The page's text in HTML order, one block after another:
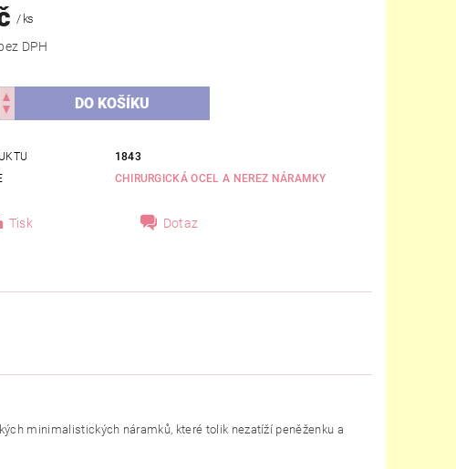
/ ks
66,12 Kč bez DPH
1843
CHIRURGICKÁ OCEL A NEREZ NÁRAMKY
Tisk Dotaz
minimalistických náramků, které tolik nezatíží peněženku a